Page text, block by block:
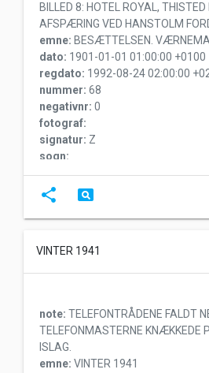
BILLED 8: HOTEL ROYAL,
AFSPÆRING VED HANSTOLM
emne: BESÆTTELSEN.
dato: 1901-01-01 01:00:00 +0100
regdato: 1992-08-24 02:00:00
nummer: 68
negativnr: 0
fotograf:
signatur: Z
sogn:
sted:
afd:
søge:
share pageview
VINTER 1941
note: TELEFONTRÅDENE FALDT
TELEFONMASTERNE KNÆKKEDE
ISLAG.
emne: VINTER 1941